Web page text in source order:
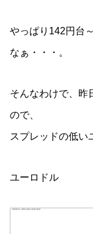
やっぱり142円台
なぁ・・・。
そんなわけで、昨
ので、
スプレッドの低い
ユーロドル